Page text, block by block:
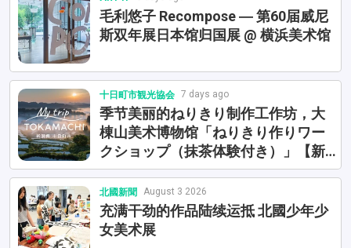
毛利悠子 Recompose ― 第60届威尼
斯双年展日本馆归国展 @ 横浜美术馆
十日町市観光協会 7 days ago
季节美丽的ねりきり制作工作坊，大
棟山美术博物馆「ねりきり作りワー
クショップ（抹茶体験付き）」【新
潟県十日町市】
北國新聞 August 3 2026
充满干劲的作品陆续运抵 北國少年少
女美术展